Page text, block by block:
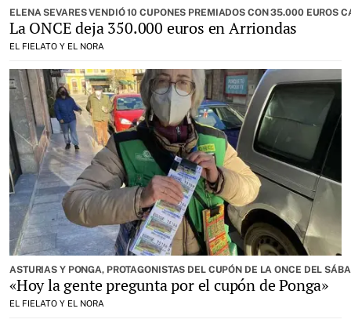
ELENA SEVARES VENDIÓ 10 CUPONES PREMIADOS CON 35.000 EUROS
La ONCE deja 350.000 euros en Arriondas
EL FIELATO Y EL NORA
ASTURIAS Y PONGA, PROTAGONISTAS DEL CUPÓN DE LA ONCE DEL
«Hoy la gente pregunta por el cupón de Ponga»
EL FIELATO Y EL NORA